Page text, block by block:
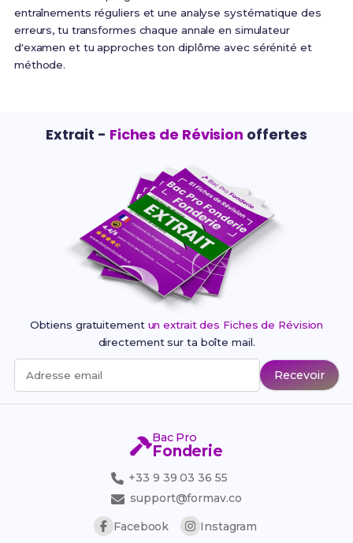
entraînements réguliers et une analyse systématique des
erreurs, tu transformes chaque annale en simulateur
d'examen et tu approches ton diplôme avec sérénité et
méthode.
Extrait - Fiches de Révision offertes
Obtiens gratuitement un extrait des Fiches de Révision
directement sur ta boîte mail.
Adresse email Recevoir
Bac Pro
Fonderie
+33 9 39 03 36 55
support@formav.co
Facebook
Instagram